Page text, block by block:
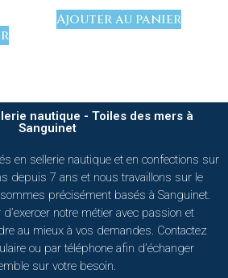
Ajouter au panier
nautique - Toiles des mers à
Sanguinet
en sellerie nautique et en confections sur
depuis 7 ans et nous travaillons sur le
précisément basés à Sanguinet.
notre métier avec passion et
au mieux à vos demandes. Contactez
ou par téléphone afin d’échanger
sur votre besoin.